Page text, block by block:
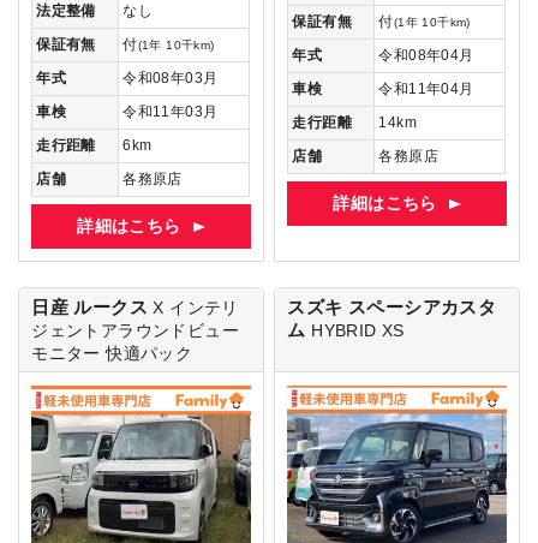
法定整備
なし
保証有無
付(1年 10千km)
年式
令和08年03月
車検
令和11年03月
走行距離
6km
店舗
各務原店
詳細はこちら
保証有無
付(1年 10千km)
年式
令和08年04月
車検
令和11年04月
走行距離
14km
店舗
各務原店
詳細はこちら
日産 ルークスX インテリ
ジェントアラウンドビュー
モニター 快適パック
スズキ スペーシアカスタ
ム HYBRID XS